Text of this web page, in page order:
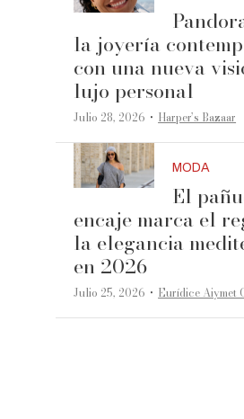
la joyería
con una nueva
lujo personal
Julio 28, 2026 ·Harper’s Bazaar
MODA
El
encaje marca el
la elegancia
en 2026
Julio 25, 2026 ·Eurídice Aiymet